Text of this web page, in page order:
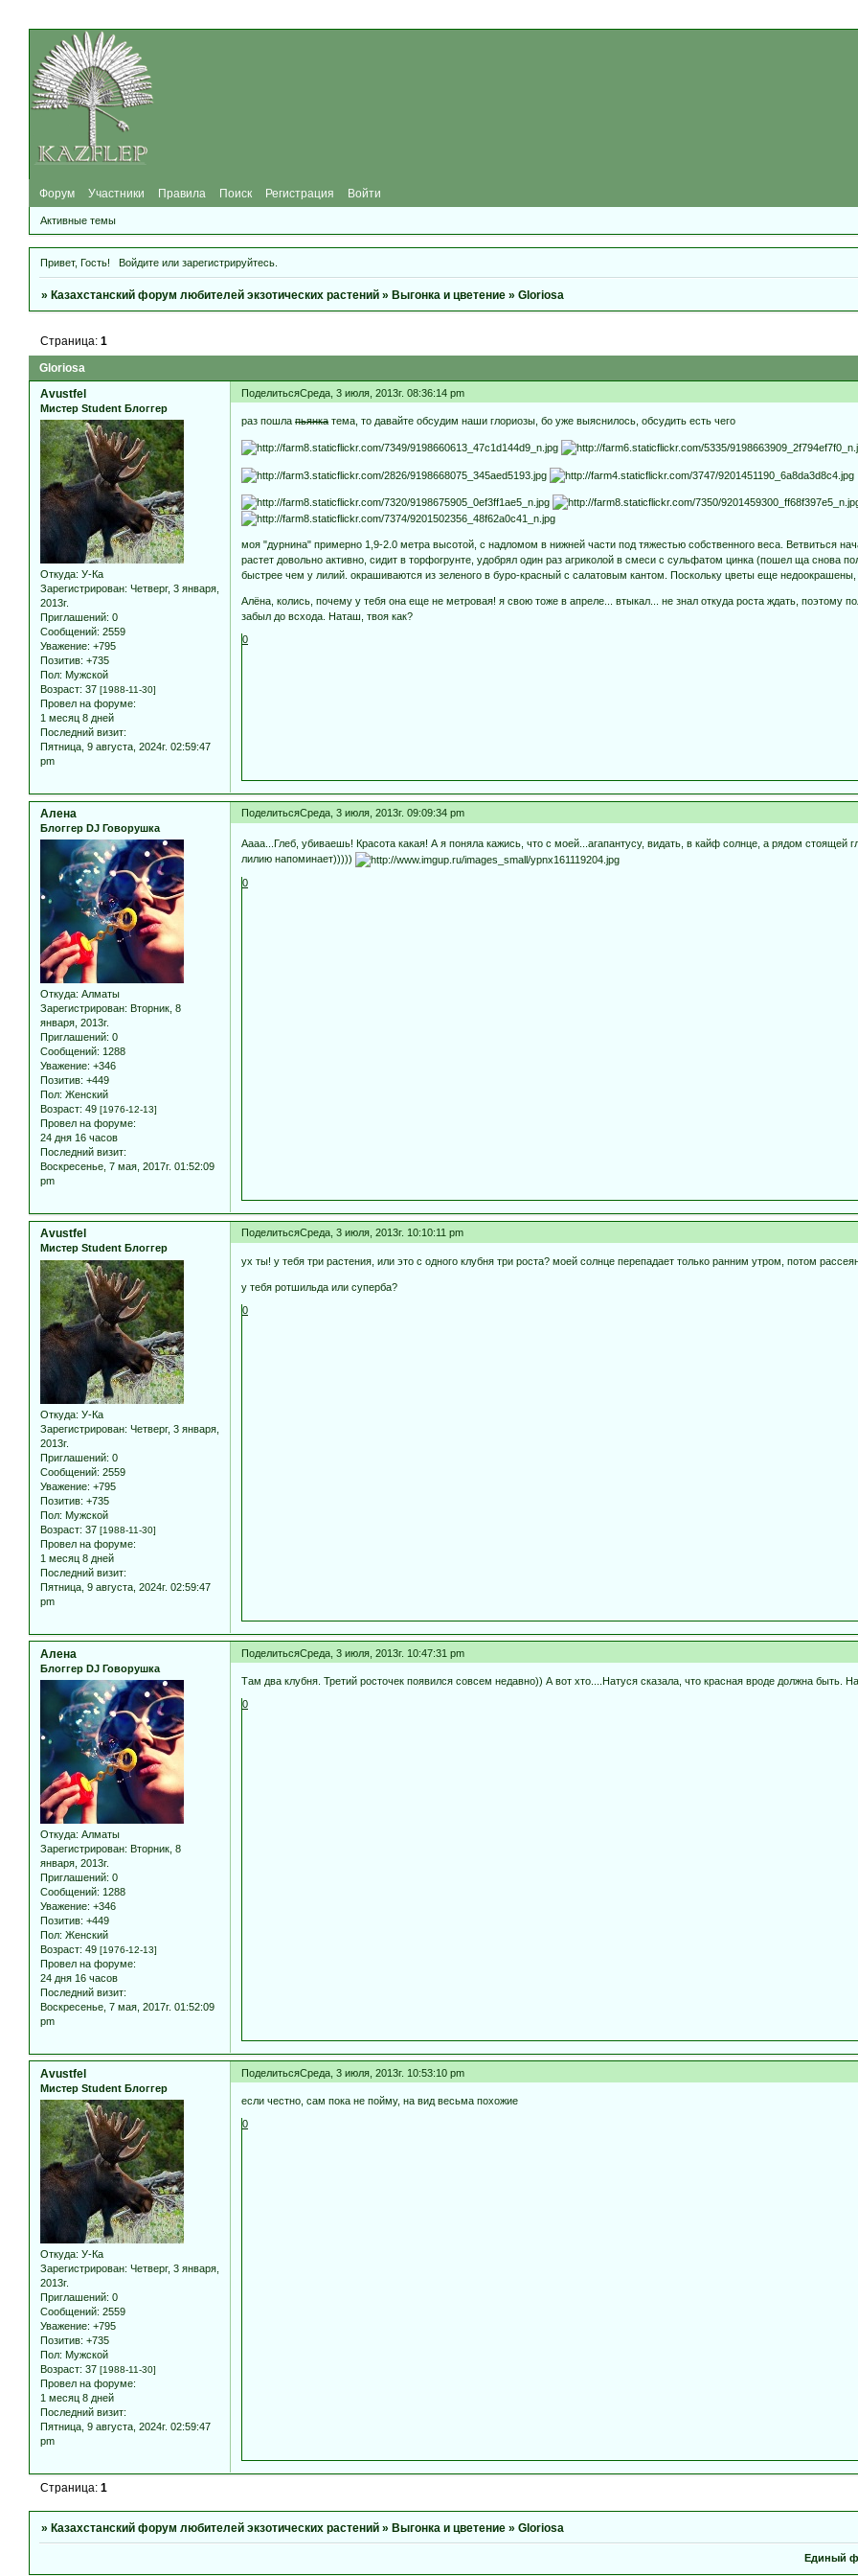
Форум Участники Правила Поиск Регистрация Войти
Активные темы
Привет, Гость! Войдитеили зарегистрируйтесь.
»Казахстанский форум любителей экзотических растений »Выгонка и цветение »Gloriosa
Gloriosa
Страница:1
ПоделитьсяСреда, 3 июля, 2013г. 08:36:14 pm
Avustfel
Мистер Student Блоггер
Откуда: У-Ка
Зарегистрирован: Четверг, 3 января,
2013г.
Приглашений: 0
Сообщений: 2559
Уважение: +795
Позитив: +735
Пол: Мужской
Возраст: 37 [1988-11-30]
Провел на форуме:
1 месяц 8 дней
Последний визит:
Пятница, 9 августа, 2024г. 02:59:47
pm
раз пошлапьянка тема, то давайте обсудим наши глориозы, бо уже выяснилось, обсудить есть чего
моя "дурнина" примерно 1,9-2.0 метра высотой, с надломом в нижней части под тяжестью собственного веса. Ветвиться
растет довольно активно, сидит в торфогрунте, удобрял один раз агриколой в смеси с сульфатом цинка (пошел ща снова
быстрее чем у лилий. окрашиваются из зеленого в буро-красный с салатовым кантом. Поскольку цветы еще
Алёна, колись, почему у тебя она еще не метровая! я свою тоже в апреле... втыкал... не знал откуда роста ждать, поэтому
забыл до всхода. Наташ, твоя как?
0
ПоделитьсяСреда, 3 июля, 2013г. 09:09:34 pm
Алена
Блоггер DJ Говорушка
Откуда: Алматы
Зарегистрирован: Вторник, 8
января, 2013г.
Приглашений: 0
Сообщений: 1288
Уважение: +346
Позитив: +449
Пол: Женский
Возраст: 49 [1976-12-13]
Провел на форуме:
24 дня 16 часов
Последний визит:
Воскресенье, 7 мая, 2017г. 01:52:09
pm
Аааа...Глеб, убиваешь! Красота какая! А я поняла кажись, что с моей...агапантусу, видать, в кайф солнце, а рядом стоящей
лилию напоминает)))))
0
ПоделитьсяСреда, 3 июля, 2013г. 10:10:11 pm
Avustfel
Мистер Student Блоггер
Откуда: У-Ка
Зарегистрирован: Четверг, 3 января,
2013г.
Приглашений: 0
Сообщений: 2559
Уважение: +795
Позитив: +735
Пол: Мужской
Возраст: 37 [1988-11-30]
Провел на форуме:
1 месяц 8 дней
Последний визит:
Пятница, 9 августа, 2024г. 02:59:47
pm
ух ты! у тебя три растения, или это с одного клубня три роста? моей солнце перепадает только ранним утром, потом
у тебя ротшильда или суперба?
0
ПоделитьсяСреда, 3 июля, 2013г. 10:47:31 pm
Алена
Блоггер DJ Говорушка
Откуда: Алматы
Зарегистрирован: Вторник, 8
января, 2013г.
Приглашений: 0
Сообщений: 1288
Уважение: +346
Позитив: +449
Пол: Женский
Возраст: 49 [1976-12-13]
Провел на форуме:
24 дня 16 часов
Последний визит:
Воскресенье, 7 мая, 2017г. 01:52:09
pm
Там два клубня. Третий росточек появился совсем недавно)) А вот хто....Натуся сказала, что красная вроде должна быть.
0
ПоделитьсяСреда, 3 июля, 2013г. 10:53:10 pm
Avustfel
Мистер Student Блоггер
Откуда: У-Ка
Зарегистрирован: Четверг, 3 января,
2013г.
Приглашений: 0
Сообщений: 2559
Уважение: +795
Позитив: +735
Пол: Мужской
Возраст: 37 [1988-11-30]
Провел на форуме:
1 месяц 8 дней
Последний визит:
Пятница, 9 августа, 2024г. 02:59:47
pm
если честно, сам пока не пойму, на вид весьма похожие
0
Страница:1
»Казахстанский форум любителей экзотических растений »Выгонка и цветение »Gloriosa
Единый